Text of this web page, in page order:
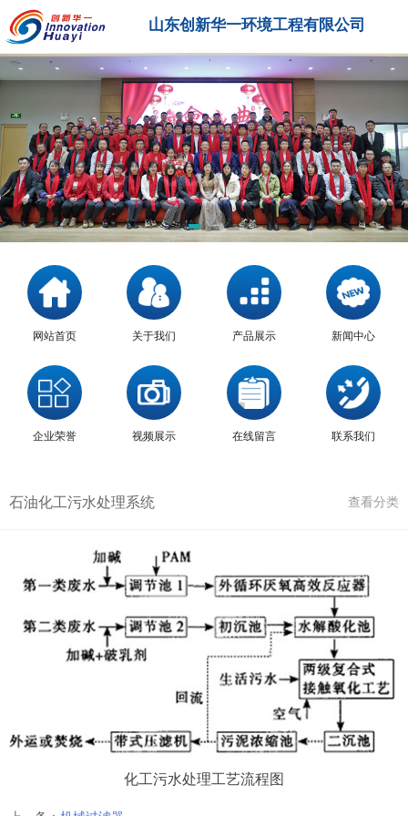
山东创新华一环境工程有限公司
网站首页 关于我们 产品展示 新闻中心
企业荣誉 视频展示 在线留言 联系我们
石油化工污水处理系统 查看分类
化工污水处理工艺流程图